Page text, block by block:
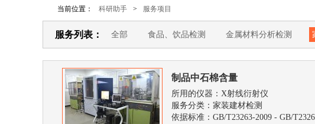
当前位置： 科研助手 > 服务项目
服务列表： 全部 食品、饮品检测 金属材料分析检测
服装纺织品检测 医药制品检测 电子电器检测
食品包装材料检测 橡胶、塑料检测
制品中石棉含量
所用的仪器：X射线衍射仪
服务分类：家装建材检测
依据标准：GB/T23263-2009 - GB/